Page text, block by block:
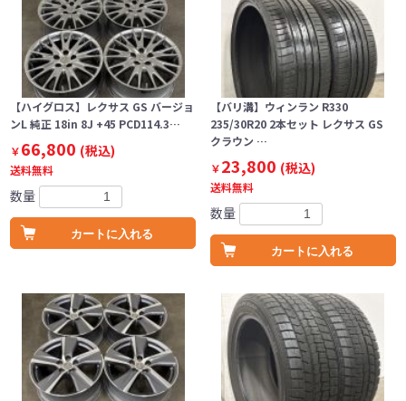
【ハイグロス】レクサス GS バージョ
ンL 純正 18in 8J +45 PCD114.3…
￥66,800 (税込)
送料無料
数量
カートに入れる
【バリ溝】ウィンラン R330
235/30R20 2本セット レクサス GS
クラウン …
￥23,800 (税込)
送料無料
数量
カートに入れる